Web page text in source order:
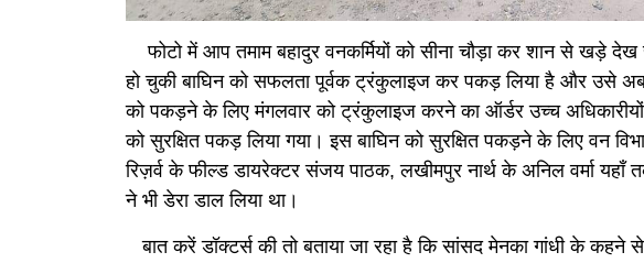
फोटो में आप तमाम बहादुर वनकर्मियों को सीना चौड़ा कर शान से खड़े
हो चुकी बाघिन को सफलता पूर्वक ट्रंकुलाइज कर पकड़ लिया है और उसे अब
को पकड़ने के लिए मंगलवार को ट्रंकुलाइज करने का ऑर्डर उच्च
को सुरक्षित पकड़ लिया गया। इस बाघिन को सुरक्षित पकड़ने के लिए वन
रिज़र्व के फील्ड डायरेक्टर संजय पाठक, लखीमपुर नार्थ के अनिल वर्मा
ने भी डेरा डाल लिया था।
बात करें डॉक्टर्स की तो बताया जा रहा है कि सांसद मेनका गांधी के कहने